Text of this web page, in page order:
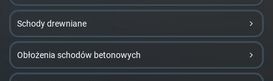
Schody drewniane
Obłożenia schodów betonowych